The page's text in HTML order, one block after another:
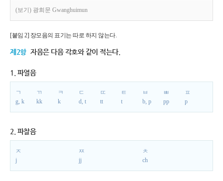
(보기) 광희문 Gwanghuimun
[붙임 2] 장모음의 표기는 따로 하지 않는다.
제2항 자음은 다음 각호와 같이 적는다.
1. 파열음
ㄱ
g, k
ㄲ
kk
ㅋ
k
ㄷ
d, t
ㄸ
tt
ㅌ
t
ㅂ
b, p
ㅃ
pp
ㅍ
p
2. 파찰음
ㅈ
j
ㅉ
jj
ㅊ
ch